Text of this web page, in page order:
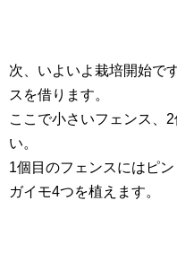
次、いよいよ栽培開始で
スを借ります。
ここで小さいフェンス、
い。
1個目のフェンスにはピ
ガイモ4つを植えます。